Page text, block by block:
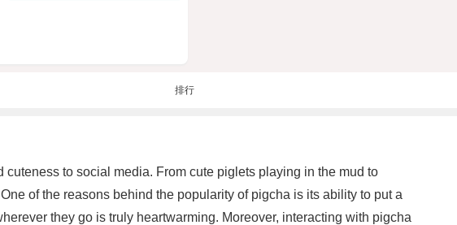
排行
to social media. From cute piglets playing in the mud to
of the reasons behind the popularity of pigcha is its ability to put a
they go is truly heartwarming. Moreover, interacting with pigcha